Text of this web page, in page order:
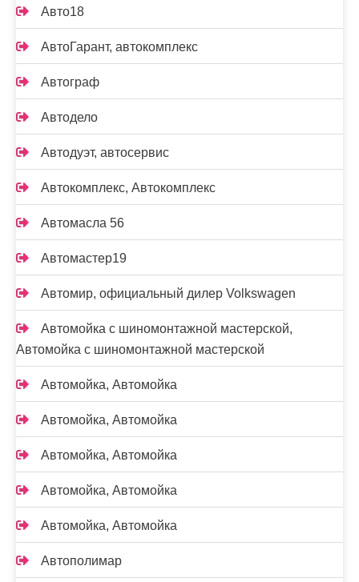
Авто18
АвтоГарант, автокомплекс
Автограф
Автодело
Автодуэт, автосервис
Автокомплекс, Автокомплекс
Автомасла 56
Автомастер19
Автомир, официальный дилер Volkswagen
Автомойка с шиномонтажной мастерской,
Автомойка с шиномонтажной мастерской
Автомойка, Автомойка
Автомойка, Автомойка
Автомойка, Автомойка
Автомойка, Автомойка
Автомойка, Автомойка
Автополимар